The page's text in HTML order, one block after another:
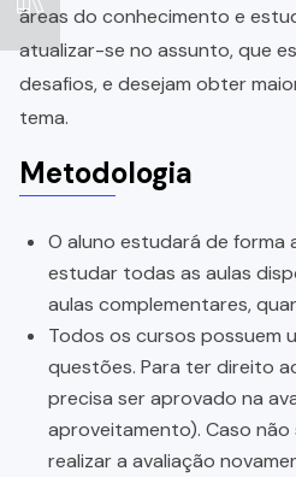
áreas do conhecimento e
atualizar-se no assunto, que
desafios, e desejam obter
tema.
Metodologia
O aluno estudará de forma
estudar todas as aulas
aulas complementares,
Todos os cursos possuem
questões. Para ter direito
precisa ser aprovado na
aproveitamento). Caso
realizar a avaliação